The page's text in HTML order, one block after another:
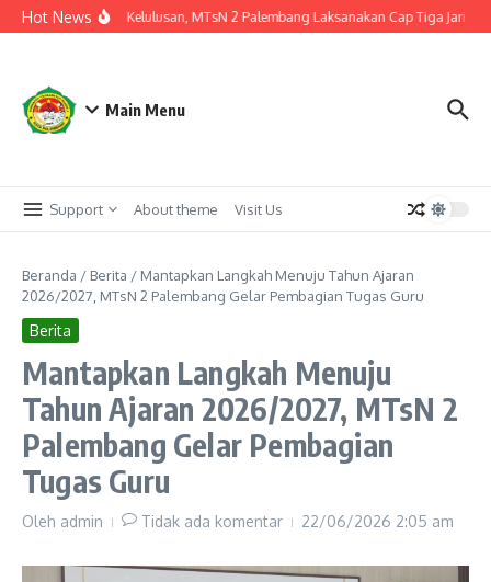
Lewati ke konten
Hot News
Akhir Menuju Kelulusan, MTsN 2 Palembang Laksanakan Cap Tiga Jari
Main Menu
Support About theme Visit Us
Beranda / Berita / Mantapkan Langkah Menuju Tahun Ajaran
2026/2027, MTsN 2 Palembang Gelar Pembagian Tugas Guru
Berita
Mantapkan Langkah Menuju
Tahun Ajaran 2026/2027, MTsN 2
Palembang Gelar Pembagian
Tugas Guru
Oleh admin Tidak ada komentar 22/06/2026 2:05 am